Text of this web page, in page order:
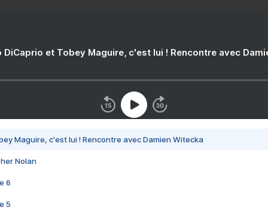
DiCaprio et Tobey Maguire, c'est lui ! Rencontre avec
Maguire, c'est lui ! Rencontre avec Damien Witecka
Nolan
6
5